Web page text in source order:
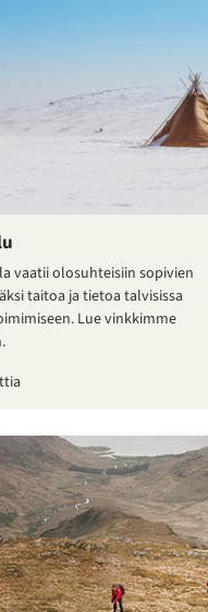
vaatii olosuhteisiin sopivien
taitoa ja tietoa talvisissa
Lue vinkkimme